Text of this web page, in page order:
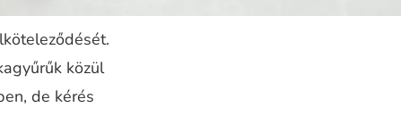
közül
de kérés